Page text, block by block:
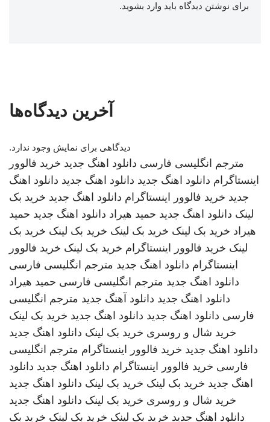
برای نوشتن دیدگاه باید وارد بشوید.
آخرین دیدگاه‌ها
دیدگاهی برای نمایش وجود ندارد.
مترجم انگلیسی فارسی دانلود اهنگ جدید خرید فالوور
اینستاگرام دانلود اهنگ جدید دانلود اهنگ جدید دانلود اهنگ
جدید خرید فالوور اینستاگرام دانلود اهنگ جدید خرید بک
لینک دانلود اهنگ جدید حمید هیراد دانلود اهنگ جدید حمید
هیراد خرید بک لینک خرید بک لینک خرید بک لینک خرید بک
لینک خرید فالوور اینستاگرام خرید بک لینک خرید فالوور
اینستاگرام دانلود اهنگ جدید مترجم انگلیسی فارسی
دانلود اهنگ جدید مترجم انگلیسی فارسی حمید هیراد
دانلود اهنگ جدید دانلود آهنگ جدید مترجم انگلیسی
فارسی دانلود اهنگ جدید دانلود اهنگ جدید خرید بک لینک
خرید شال و روسری خرید بک لینک دانلود اهنگ جدید
دانلود اهنگ جدید خرید فالوور اینستاگرام مترجم انگلیسی
فارسی خرید فالوور اینستاگرام دانلود اهنگ جدید دانلود
اهنگ جدید خرید بک لینک خرید بک لینک دانلود اهنگ جدید
خرید شال و روسری خرید بک لینک دانلود اهنگ جدید
دانلود اهنگ جدید خرید بک لینک خرید بک لینک خرید بک